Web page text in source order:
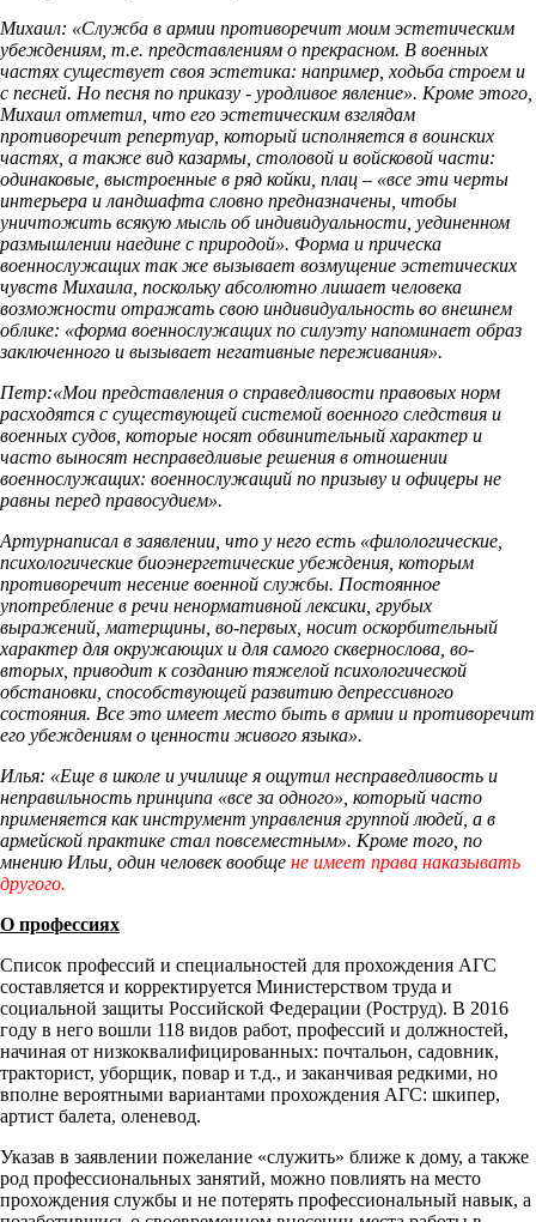
Михаил: «Служба в армии противоречит моим эстетическим
убеждениям, т.е. представлениям о прекрасном. В военных
частях существует своя эстетика: например, ходьба строем и
с песней. Но песня по приказу - уродливое явление». Кроме этого,
Михаил отметил, что его эстетическим взглядам
противоречит репертуар, который исполняется в воинских
частях, а также вид казармы, столовой и войсковой части:
одинаковые, выстроенные в ряд койки, плац – «все эти черты
интерьера и ландшафта словно предназначены, чтобы
уничтожить всякую мысль об индивидуальности, уединенном
размышлении наедине с природой». Форма и прическа
военнослужащих так же вызывает возмущение эстетических
чувств Михаила, поскольку абсолютно лишает человека
возможности отражать свою индивидуальность во внешнем
облике: «форма военнослужащих по силуэту напоминает образ
заключенного и вызывает негативные переживания».
Петр:«Мои представления о справедливости правовых норм
расходятся с существующей системой военного следствия и
военных судов, которые носят обвинительный характер и
часто выносят несправедливые решения в отношении
военнослужащих: военнослужащий по призыву и офицеры не
равны перед правосудием».
Артурнаписал в заявлении, что у него есть «филологические,
психологические биоэнергетические убеждения, которым
противоречит несение военной службы. Постоянное
употребление в речи ненормативной лексики, грубых
выражений, матерщины, во-первых, носит оскорбительный
характер для окружающих и для самого сквернослова, во-
вторых, приводит к созданию тяжелой психологической
обстановки, способствующей развитию депрессивного
состояния. Все это имеет место быть в армии и противоречит
его убеждениям о ценности живого языка».
Илья: «Еще в школе и училище я ощутил несправедливость и
неправильность принципа «все за одного», который часто
применяется как инструмент управления группой людей, а в
армейской практике стал повсеместным». Кроме того, по
мнению Ильи, один человек вообще не имеет права наказывать
другого.
О профессиях
Список профессий и специальностей для прохождения АГС
составляется и корректируется Министерством труда и
социальной защиты Российской Федерации (Роструд). В 2016
году в него вошли 118 видов работ, профессий и должностей,
начиная от низкоквалифицированных: почтальон, садовник,
тракторист, уборщик, повар и т.д., и заканчивая редкими, но
вполне вероятными вариантами прохождения АГС: шкипер,
артист балета, оленевод.
Указав в заявлении пожелание «служить» ближе к дому, а также
род профессиональных занятий, можно повлиять на место
прохождения службы и не потерять профессиональный навык, а